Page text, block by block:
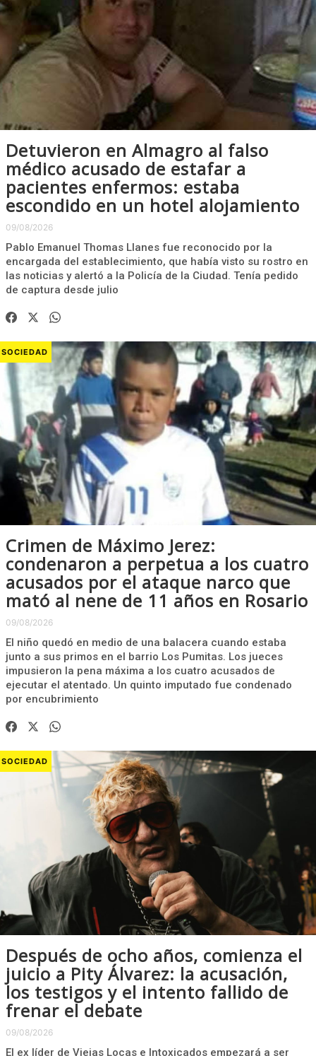
Detuvieron en Almagro al falso
médico acusado de estafar a
pacientes enfermos: estaba
escondido en un hotel alojamiento
09/08/2026
Pablo Emanuel Thomas Llanes fue reconocido por la
encargada del establecimiento, que había visto su rostro en
las noticias y alertó a la Policía de la Ciudad. Tenía pedido
de captura desde julio
SOCIEDAD
Crimen de Máximo Jerez:
condenaron a perpetua a los cuatro
acusados por el ataque narco que
mató al nene de 11 años en Rosario
09/08/2026
El niño quedó en medio de una balacera cuando estaba
junto a sus primos en el barrio Los Pumitas. Los jueces
impusieron la pena máxima a los cuatro acusados de
ejecutar el atentado. Un quinto imputado fue condenado
por encubrimiento
SOCIEDAD
Después de ocho años, comienza el
juicio a Pity Álvarez: la acusación,
los testigos y el intento fallido de
frenar el debate
09/08/2026
El ex líder de Viejas Locas e Intoxicados empezará a ser